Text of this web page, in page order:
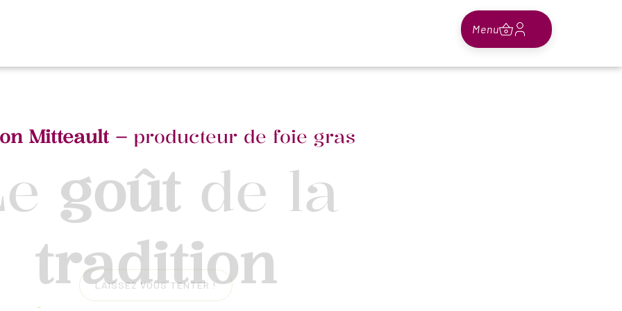
Menu
Mitteault – producteur de foie gras
goût de la
tradition